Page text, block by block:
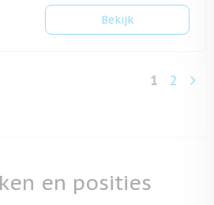
Bekijk
U lees
1 Pagina
2
en posities